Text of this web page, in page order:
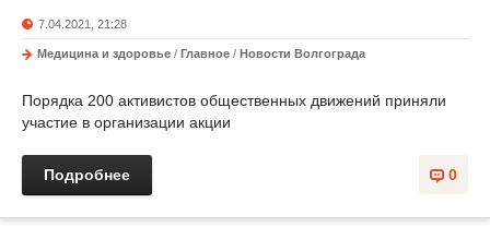
7.04.2021, 21:28
Медицина и здоровье / Главное / Новости Волгограда
Порядка 200 активистов общественных движений приняли
участие в организации акции
0
Подробнее